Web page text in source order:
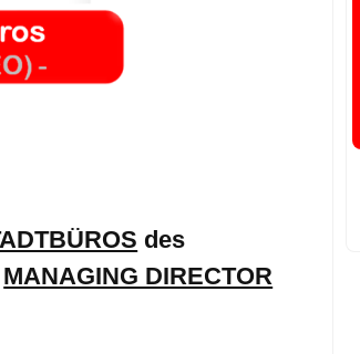
des
MANAGING DIRECTOR